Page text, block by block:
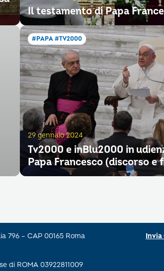
Il testamento di Papa
#PAPA #TV2000
29 gennaio 2024
Tv2000 e inBlu2000 in
Papa Francesco (discorso e
796 – CAP 00165 Roma
di ROMA 03922811009
Invia